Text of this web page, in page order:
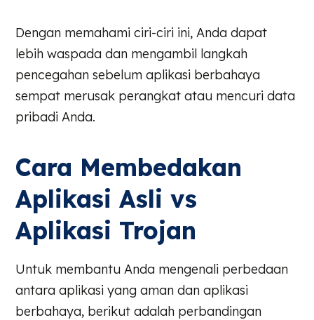
Dengan memahami ciri-ciri ini, Anda dapat
lebih waspada dan mengambil langkah
pencegahan sebelum aplikasi berbahaya
sempat merusak perangkat atau mencuri data
pribadi Anda.
Cara Membedakan
Aplikasi Asli vs
Aplikasi Trojan
Untuk membantu Anda mengenali perbedaan
antara aplikasi yang aman dan aplikasi
berbahaya, berikut adalah perbandingan